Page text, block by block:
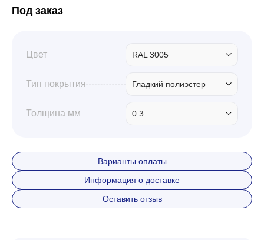
Под заказ
Цвет RAL 3005
Тип покрытия Гладкий полиэстер
Толщина мм 0.3
Варианты оплаты
Информация о доставке
Оставить отзыв